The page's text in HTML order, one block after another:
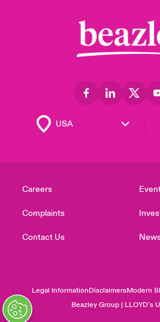
Careers
Complaints
Contact Us
Legal InformationDisclaimersModern
Beazley Group | LLOYD’s